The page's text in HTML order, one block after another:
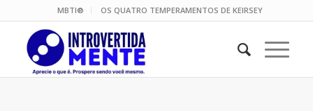
MBTI® OS QUATRO TEMPERAMENTOS DE KEIRSEY